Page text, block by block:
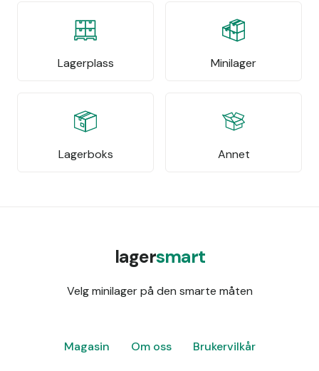
Lagerplass Minilager
Lagerboks Annet
lagersmart
Velg minilager på den smarte måten
Magasin Om oss Brukervilkår